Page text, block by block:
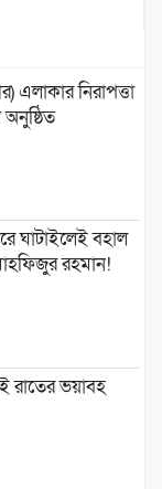
এলাকার নিরাপত্তা
ঘাটাইলেই বহাল
রহমান!
রাতের ভয়াবহ